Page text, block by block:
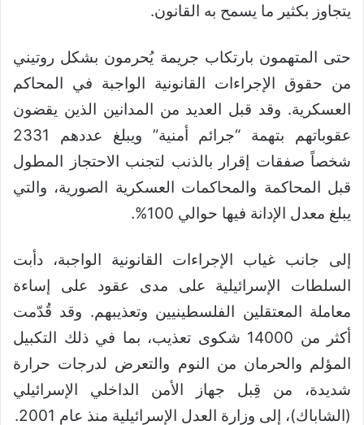
يتجاوز بكثير ما يسمح به القانون.
حتى المتهمون بارتكاب جريمة يُحرمون بشكل روتيني
من حقوق الإجراءات القانونية الواجبة في المحاكم
العسكرية. وقد قبل العديد من المدانين الذين يقضون
عقوباتهم بتهمة “جرائم أمنية” ويبلغ عددهم 2331
شخصاً صفقات إقرار بالذنب لتجنب الاحتجاز المطول
قبل المحاكمة والمحاكمات العسكرية الصورية، والتي
يبلغ معدل الإدانة فيها حوالي 100%.
إلى جانب غياب الإجراءات القانونية الواجبة، دأبت
السلطات الإسرائيلية على مدى عقود على إساءة
معاملة المعتقلين الفلسطينيين وتعذيبهم. وقد قُدّمت
أكثر من 14000 شكوى تعذيب، بما في ذلك التكبيل
المؤلم والحرمان من النوم والتعرض لدرجات حرارة
شديدة، من قِبل جهاز الأمن الداخلي الإسرائيلي
(الشاباك)، إلى وزارة العدل الإسرائيلية منذ عام 2001.